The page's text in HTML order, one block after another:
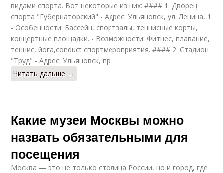
видами спорта. Вот некоторые из них: #### 1. Дворец
спорта "Губернаторский" - Адрес: Ульяновск, ул. Ленина, 1
- Особенности: Бассейн, спортзалы, теннисные корты,
концертные площадки. - Возможности: Фитнес, плавание,
теннис, йога,conduct спортмероприятия. #### 2. Стадион
"Труд" - Адрес: Ульяновск, пр.
Читать дальше →
Какие музеи Москвы можно
назвать обязательными для
посещения
Москва — это не только столица России, но и город, где